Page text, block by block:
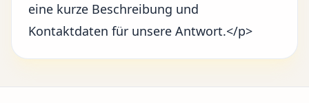
eine kurze Beschreibung und
Kontaktdaten für unsere Antwort.</p>